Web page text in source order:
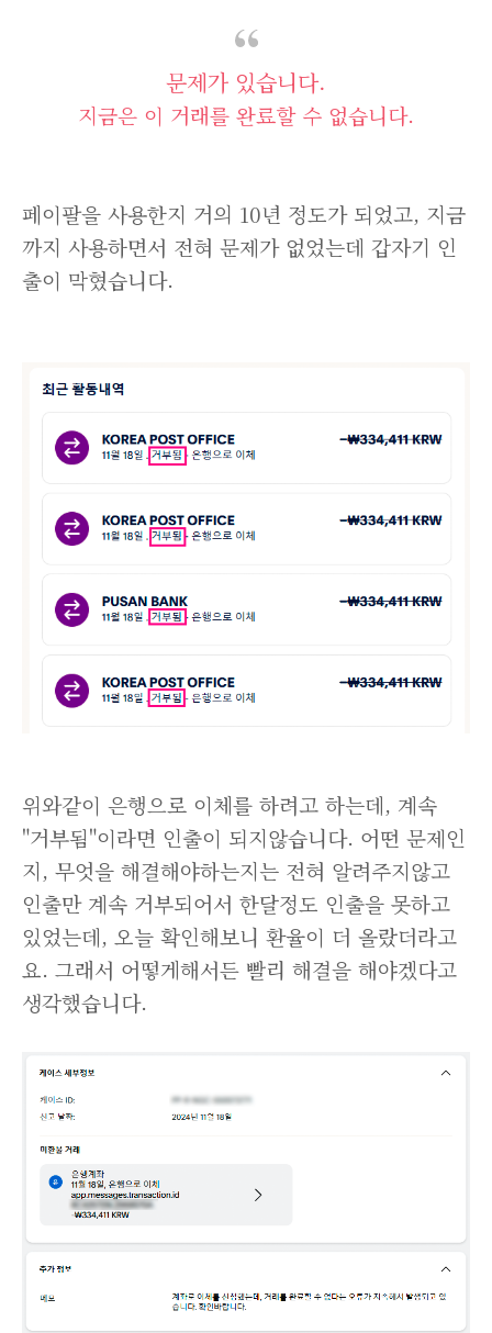
문제가 있습니다.
지금은 이 거래를 완료할 수 없습니다.
페이팔을 사용한지 거의 10년 정도가 되었고, 지금
까지 사용하면서 전혀 문제가 없었는데 갑자기 인
출이 막혔습니다.
위와같이 은행으로 이체를 하려고 하는데, 계속
"거부됨"이라면 인출이 되지않습니다. 어떤 문제인
지, 무엇을 해결해야하는지는 전혀 알려주지않고
인출만 계속 거부되어서 한달정도 인출을 못하고
있었는데, 오늘 확인해보니 환율이 더 올랐더라고
요. 그래서 어떻게해서든 빨리 해결을 해야겠다고
생각했습니다.